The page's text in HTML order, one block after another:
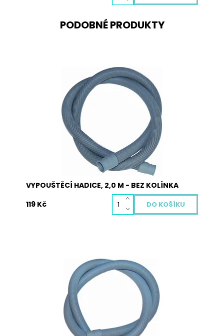
PODOBNÉ PRODUKTY
Hadice vypouštěcí 2,0 m s bez kolínka pro pračky
Dostupnost:
Skladem
5012
VYPOUŠTĚCÍ HADICE, 2,0 M - BEZ KOLÍNKA
119 Kč
Vypouštěcí hadice 3,0 m s kolínkem pro pračky a
Dostupnost:
Skladem
5007